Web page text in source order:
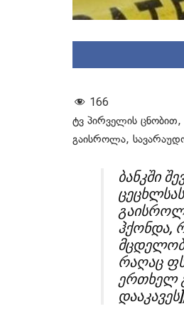
166
ტვ პირველის
გაისროლა,
ბანკში
ჰქონდა,
რაღაც
ერთხელ